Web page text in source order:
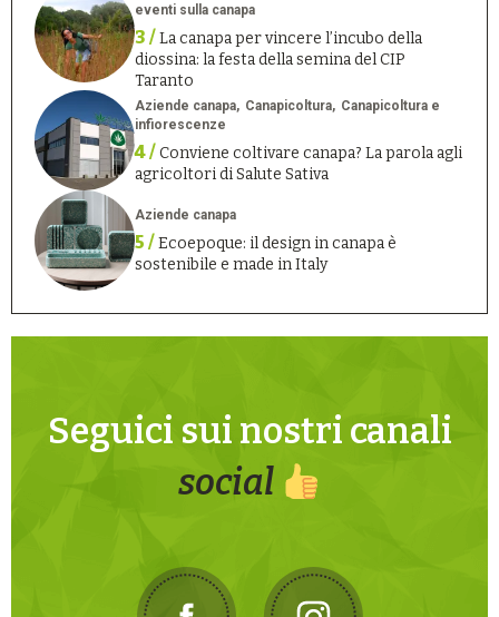
eventi sulla canapa
3 /La canapa per vincere l’incubo della
diossina: la festa della semina del CIP
Taranto
Aziende canapa Canapicoltura
Canapicoltura e
infiorescenze
4 /Conviene coltivare canapa? La parola agli
agricoltori di Salute Sativa
Aziende canapa
5 /Ecoepoque: il design in canapa è
sostenibile e made in Italy
Seguici sui nostri canali
social